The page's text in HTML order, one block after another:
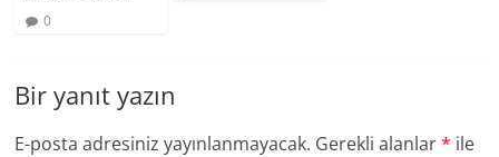
0
Bir yanıt yazın
E-posta adresiniz yayınlanmayacak. Gerekli alanlar* ile